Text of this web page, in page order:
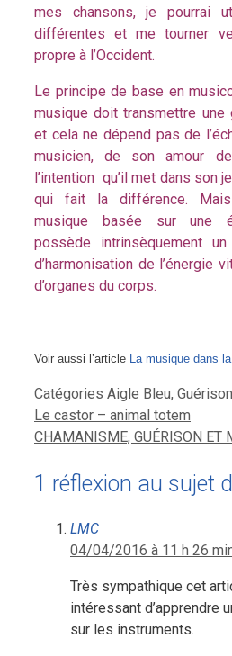
mes chansons, je pourrai
différentes et me tourner
propre à l’Occident.
Le principe de base en
musique doit transmettre une
et cela ne dépend pas de
musicien, de son amour
l’intention qu’il met dans son
qui fait la différence.
musique basée sur une
possède intrinsèquement
d’harmonisation de l’énergie
d’organes du corps.
Voir aussi l’article La musique dans
Catégories Aigle Bleu, Guérison
Le castor – animal totem
CHAMANISME, GUÉRISON ET
1 réflexion au sujet
LMC
04/04/2016 à 11 h 26
Très sympathique cet
intéressant d’apprendre
sur les instruments.